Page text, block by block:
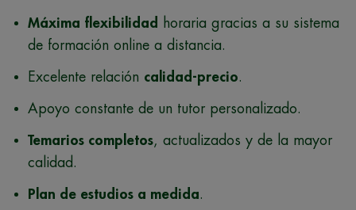
Máxima flexibilidad
horaria gracias a su sistema
de formación online a distancia.
Excelente relación calidad-precio.
Apoyo constante de un tutor personalizado.
Temarios completos, actualizados y de la mayor
calidad.
Plan de estudios a medida.